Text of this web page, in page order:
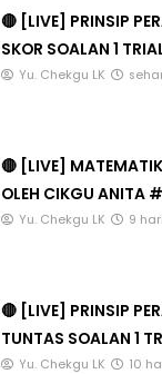
🔴 [LIVE] PRINSIP
SKOR SOALAN 1
Yu. Chekgu LK
🔴 [LIVE]
OLEH CIKGU ANITA
Yu. Chekgu LK 9
🔴 [LIVE] PRINSIP
TUNTAS SOALAN 1
Yu. Chekgu LK 10